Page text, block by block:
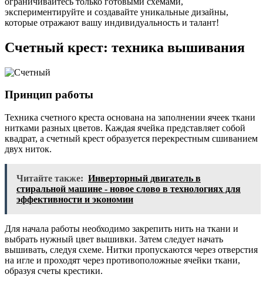
экспериментируйте и создавайте уникальные дизайны,
которые отражают вашу индивидуальность и талант!
Счетный крест: техника вышивания
Принцип работы
Техника счетного креста основана на заполнении ячеек ткани
нитками разных цветов. Каждая ячейка представляет собой
квадрат, а счетный крест образуется перекрестным сшиванием
двух ниток.
Читайте также: Инверторный двигатель в
стиральной машине - новое слово в технологиях для
эффективности и экономии
Для начала работы необходимо закрепить нить на ткани и
выбрать нужный цвет вышивки. Затем следует начать
вышивать, следуя схеме. Нитки пропускаются через отверстия
на игле и проходят через противоположные ячейки ткани,
образуя счеты крестики.